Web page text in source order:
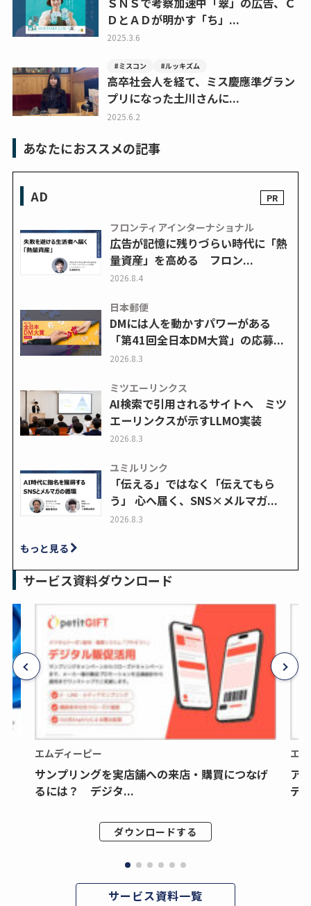
ＤとＡＤが明かす「ち」...
2025.3.6
#ミスコン #ルッキズム
高卒社会人を経て、ミス慶應準グラン
プリになった土川さんに...
2025.6.2
あなたにおススメの記事
AD
フロンティアインターナショナル
広告が記憶に残りづらい時代に「熱
量資産」を高める フロン...
2026.8.4
日本郵便
DMには人を動かすパワーがある
「第41回全日本DM大賞」の応募...
2026.8.3
ミツエーリンクス
AI検索で引用されるサイトへ ミツ
エーリンクスが示すLLMO実装
2026.8.3
ユミルリンク
「伝える」ではなく「伝えてもら
う」 心へ届く、SNS×メルマガ...
2026.8.3
もっと見る
サービス資料ダウンロード
エムディーピー
サンプリングを実店舗への来店・購買につなげ
るには？ デジタ...
ダウンロードする
エ
ア
デ
サービス資料一覧